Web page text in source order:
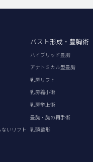
いリフト
バスト形成・豊胸術
ハイブリッド豊胸
アナトミカル型豊胸
乳房リフト
乳房縮小術
乳房挙上術
豊胸・胸の再手術
乳頭整形